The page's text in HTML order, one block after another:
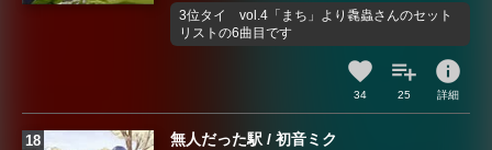
3位タイ vol.4「まち」より毳蟲さんのセット
リストの6曲目です
34 25
info
詳細
無人だった駅 / 初音ミク